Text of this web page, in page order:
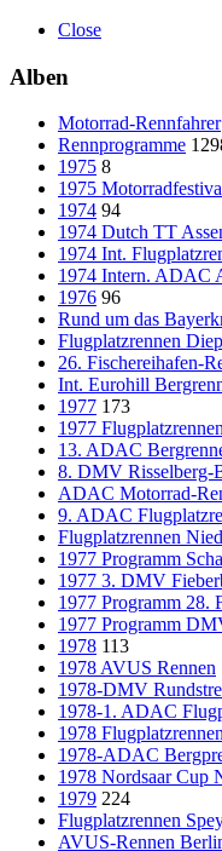
Close
Alben
Motorrad-Rennfahrer
Rennprogramme
1975 8
1975
1974 94
1974 Dutch TT
1974 Int.
1974 Intern. ADAC
1976 96
Rund um das
Flugplatzrennen
26. Fischereihafen-
Int. Eurohill
1977 173
1977
13. ADAC
8. DMV Risselberg-
ADAC Motorrad-
9. ADAC
Flugplatzrennen
1977 Programm
1977 3. DMV
1977 Programm 28.
1977 Programm
1978 113
1978 AVUS Rennen
1978-DMV
1978-1. ADAC
1978
1978-ADAC
1978 Nordsaar Cup
1979 224
Flugplatzrennen
AVUS-Rennen